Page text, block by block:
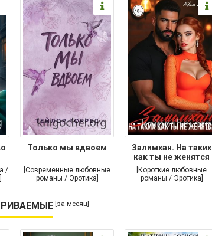
/
Только мы вдвоем
[Современные любовные
романы / Эротика]
Залимхан. На таких
как ты не женятся
[Короткие любовные
романы / Эротика]
[за месяц]